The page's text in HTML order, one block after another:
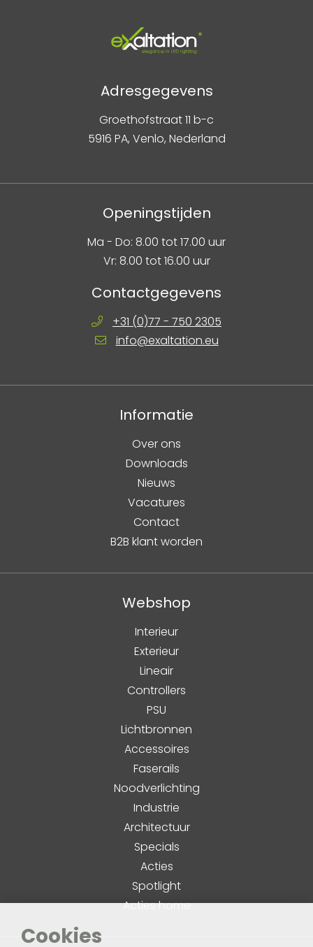
Cookies
Adresgegevens
Groethofstraat 11 b-c
5916 PA, Venlo, Nederland
Openingstijden
Ma - Do: 8.00 tot 17.00 uur
Vr: 8.00 tot 16.00 uur
Contactgegevens
+31 (0)77 - 750 2305
info@exaltation.eu
Informatie
Over ons
Downloads
Nieuws
Vacatures
Contact
B2B klant worden
Webshop
Interieur
Exterieur
Lineair
Controllers
PSU
Lichtbronnen
Accessoires
Faserails
Noodverlichting
Industrie
Architectuur
Specials
Acties
Spotlight
Acties home